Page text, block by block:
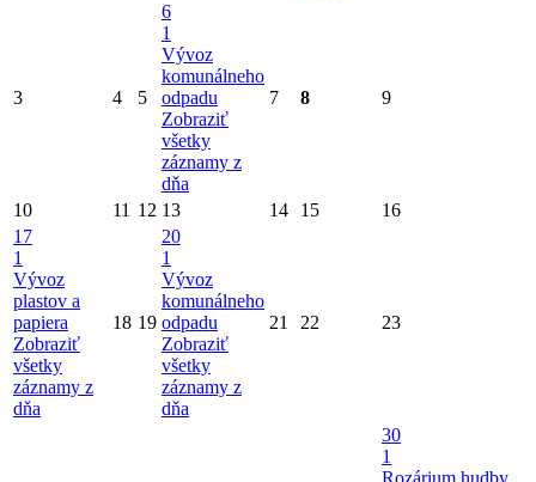
3 4 5
6
1
Vývoz
komunálneho
odpadu
Zobraziť
všetky
záznamy z
dňa
7 8 9
10 11 12 13 14 15
16
17
1
Vývoz
plastov a
papiera
Zobraziť
všetky
záznamy z
dňa
18 19
20
1
Vývoz
komunálneho
odpadu
Zobraziť
všetky
záznamy z
dňa
21 22 23
30
1